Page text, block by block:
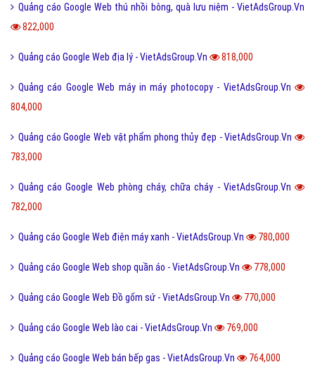
Quảng cáo Google Web thú nhồi bông, quà lưu niệm - VietAdsGroup.Vn
822,000
Quảng cáo Google Web địa lý - VietAdsGroup.Vn 818,000
Quảng cáo Google Web máy in máy photocopy - VietAdsGroup.Vn
804,000
Quảng cáo Google Web vật phẩm phong thủy đẹp - VietAdsGroup.Vn
783,000
Quảng cáo Google Web phòng cháy, chữa cháy - VietAdsGroup.Vn
782,000
Quảng cáo Google Web điện máy xanh - VietAdsGroup.Vn 780,000
Quảng cáo Google Web shop quần áo - VietAdsGroup.Vn 778,000
Quảng cáo Google Web Đồ gốm sứ - VietAdsGroup.Vn 770,000
Quảng cáo Google Web lào cai - VietAdsGroup.Vn 769,000
Quảng cáo Google Web bán bếp gas - VietAdsGroup.Vn 764,000